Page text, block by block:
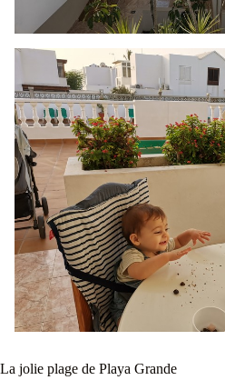
La jolie plage de Playa Grande